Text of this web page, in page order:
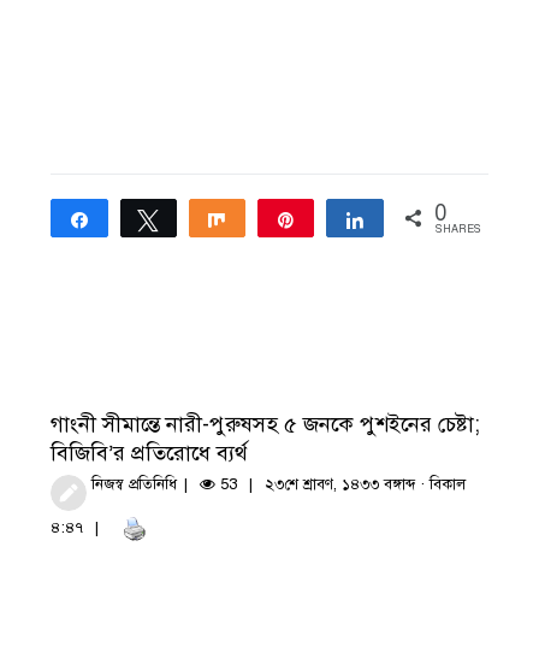
Share Tweet Share Share 0
SHARES
গাংনী সীমান্তে নারী-পুরুষসহ ৫ জনকে পুশইনের চেষ্টা;
বিজিবি’র প্রতিরোধে ব্যর্থ
নিজস্ব প্রতিনিধি 53 ২৩শে শ্রাবণ, ১৪৩৩ বঙ্গাব্দ · বিকাল
৪:৪৭